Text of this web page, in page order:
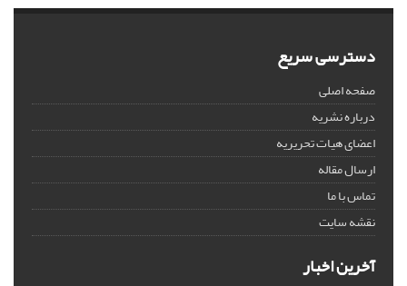
دسترسی سریع
صفحه اصلی
درباره نشریه
اعضای هیات تحریریه
ارسال مقاله
تماس با ما
نقشه سایت
آخرین اخبار